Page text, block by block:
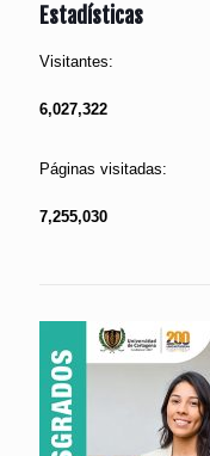
Estadísticas
Visitantes:
6,027,322
Páginas visitadas:
7,255,030